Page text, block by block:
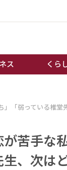
ス くら
」「弱っている椎
が苦手
、次は